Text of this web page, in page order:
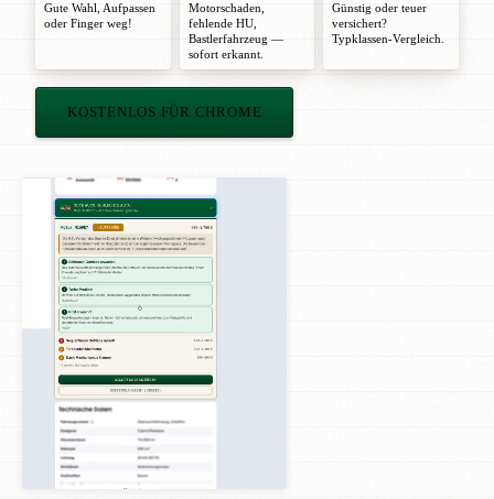
Gute Wahl
Aufpassen
oder Finger weg!
Motorschaden,
fehlende HU,
Bastlerfahrzeug —
sofort erkannt.
Günstig oder teuer
versichert?
Typklassen-Vergleich.
KOSTENLOS FÜR CHROME